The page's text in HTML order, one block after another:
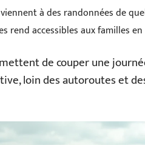
à des randonnées de
rend accessibles aux familles
de couper une
loin des autoroutes et